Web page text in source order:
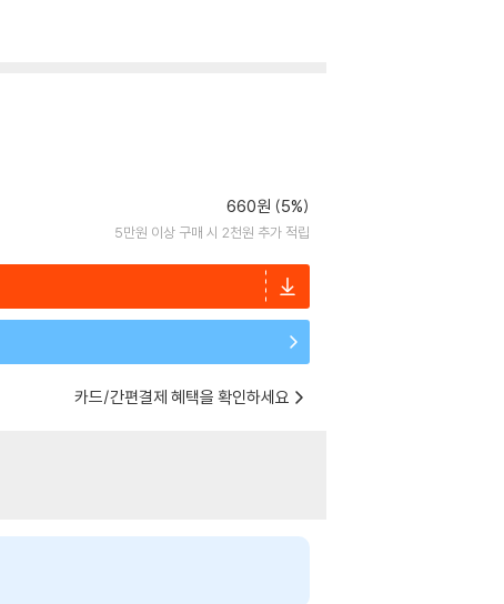
660원 (5%)
5만원 이상 구매 시 2천원 추가 적립
카드/간편결제 혜택을 확인하세요